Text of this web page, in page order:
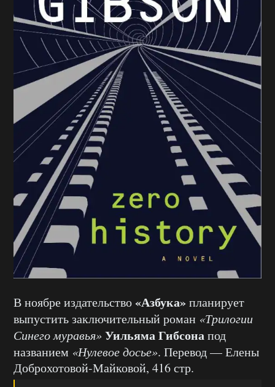
В ноябре издательство«Азбука»планирует
выпустить заключительный роман «Трилогии
Синего муравья»Уильяма Гибсонапод
названием «Нулевое досье». Перевод — Елены
Доброхотовой-Майковой, 416 стр.